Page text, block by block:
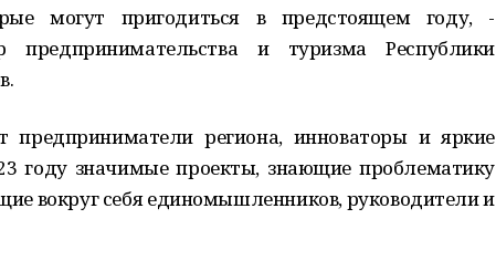
могут пригодиться в предстоящем году, -
предпринимательства и туризма Республики
предприниматели региона, инноваторы и яркие
году значимые проекты, знающие проблематику
вокруг себя единомышленников, руководители и